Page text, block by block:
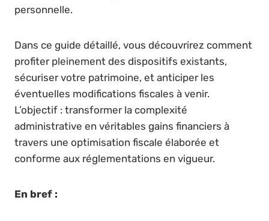
personnelle.
Dans ce guide détaillé, vous découvrirez comment
profiter pleinement des dispositifs existants,
sécuriser votre patrimoine, et anticiper les
éventuelles modifications fiscales à venir.
L’objectif : transformer la complexité
administrative en véritables gains financiers à
travers une optimisation fiscale élaborée et
conforme aux réglementations en vigueur.
En bref :